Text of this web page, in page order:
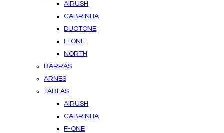
AIRUSH
CABRINHA
DUOTONE
F-ONE
NORTH
BARRAS
ARNES
TABLAS
AIRUSH
CABRINHA
F-ONE